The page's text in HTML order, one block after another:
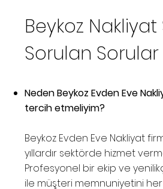
Beykoz Nakliyat
Sorulan Sorular
Neden Beykoz Evden Eve
tercih etmeliyim?
Beykoz Evden Eve Nakliyat
yıllardır sektörde hizmet
Profesyonel bir ekip ve
ile müşteri memnuniyetini